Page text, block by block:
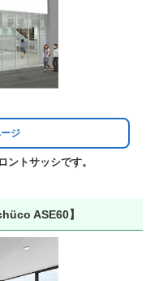
ジ
ントサッシです。
ASE60】